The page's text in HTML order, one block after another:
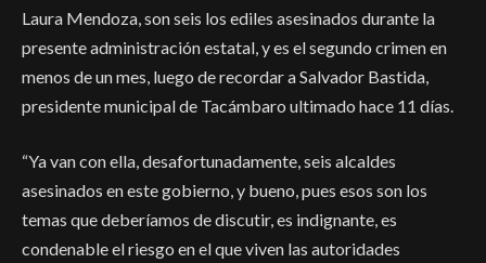
Laura Mendoza, son seis los ediles asesinados durante la
presente administración estatal, y es el segundo crimen en
menos de un mes, luego de recordar a Salvador Bastida,
presidente municipal de Tacámbaro ultimado hace 11 días.
“Ya van con ella, desafortunadamente, seis alcaldes
asesinados en este gobierno, y bueno, pues esos son los
temas que deberíamos de discutir, es indignante, es
condenable el riesgo en el que viven las autoridades